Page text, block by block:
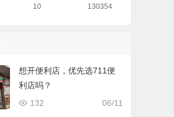
10 130354
想开便利店，优先选711便
利店吗？
06/11
132